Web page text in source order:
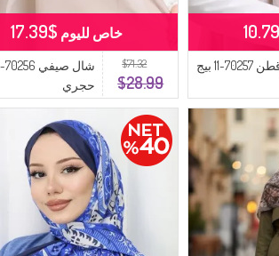
شال جاز قطن 70257-11 بيج
$71.32
$28.99
حجري
خاص لليوم $17.39